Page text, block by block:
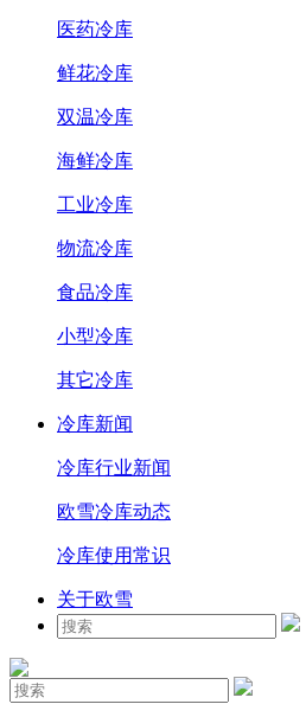
医药冷库
鲜花冷库
双温冷库
海鲜冷库
工业冷库
物流冷库
食品冷库
小型冷库
其它冷库
冷库新闻
冷库行业新闻
欧雪冷库动态
冷库使用常识
关于欧雪